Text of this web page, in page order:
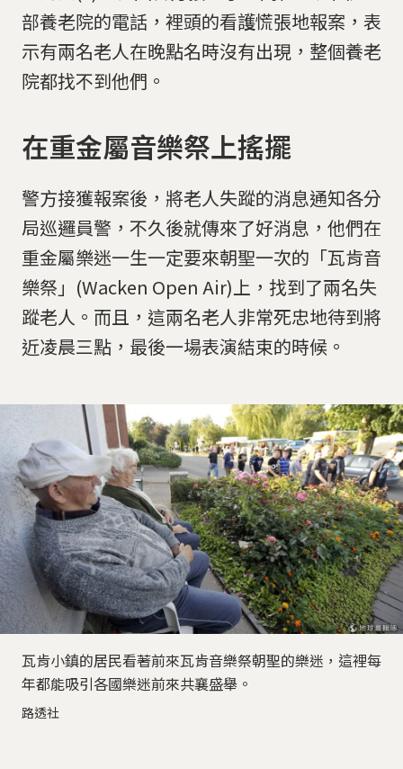
部養老院的電話，裡頭的看護慌張地報案，表
示有兩名老人在晚點名時沒有出現，整個養老
院都找不到他們。
在重金屬音樂祭上搖擺
警方接獲報案後，將老人失蹤的消息通知各分
局巡邏員警，不久後就傳來了好消息，他們在
重金屬樂迷一生一定要來朝聖一次的「瓦肯音
樂祭」(Wacken Open Air)上，找到了兩名失
蹤老人。而且，這兩名老人非常死忠地待到將
近凌晨三點，最後一場表演結束的時候。
瓦肯小鎮的居民看著前來瓦肯音樂祭朝聖的樂迷，這裡每
年都能吸引各國樂迷前來共襄盛舉。
路透社